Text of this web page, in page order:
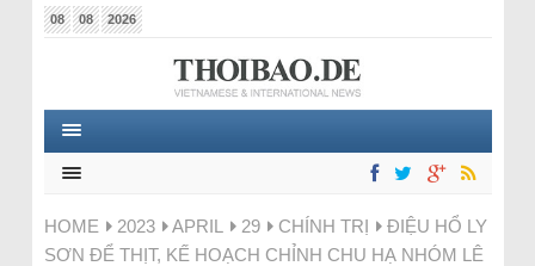
08 08 2026
HOME 2023 APRIL 29 CHÍNH TRỊ
ĐIỆU HỔ LY
SƠN ĐỂ THỊT, KẾ HOẠCH CHỈNH CHU HẠ NHÓM LÊ